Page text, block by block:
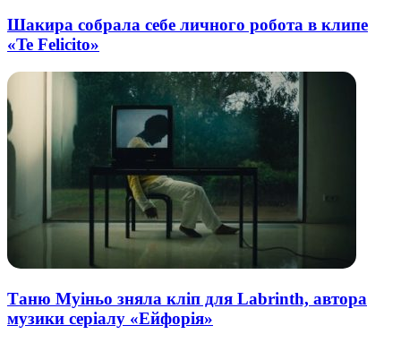
Шакира собрала себе личного робота в клипе
«Te Felicito»
Таню Муіньо зняла кліп для Labrinth, автора
музики серіалу «Ейфорія»